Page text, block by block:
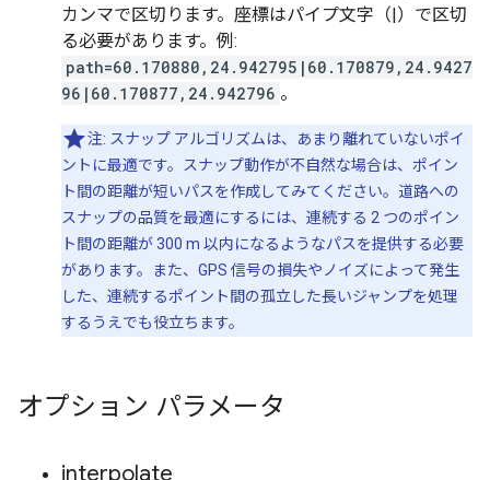
カンマで区切ります。座標はパイプ文字（|）で区切
る必要があります。例:
path=60.170880,24.942795|60.170879,24.9427
96|60.170877,24.942796 。
注: スナップ アルゴリズムは、あまり離れていないポイ
ントに最適です。スナップ動作が不自然な場合は、ポイン
ト間の距離が短いパスを作成してみてください。道路への
スナップの品質を最適にするには、連続する 2 つのポイン
ト間の距離が 300 m 以内になるようなパスを提供する必要
があります。また、GPS 信号の損失やノイズによって発生
した、連続するポイント間の孤立した長いジャンプを処理
するうえでも役立ちます。
オプション パラメータ
interpolate